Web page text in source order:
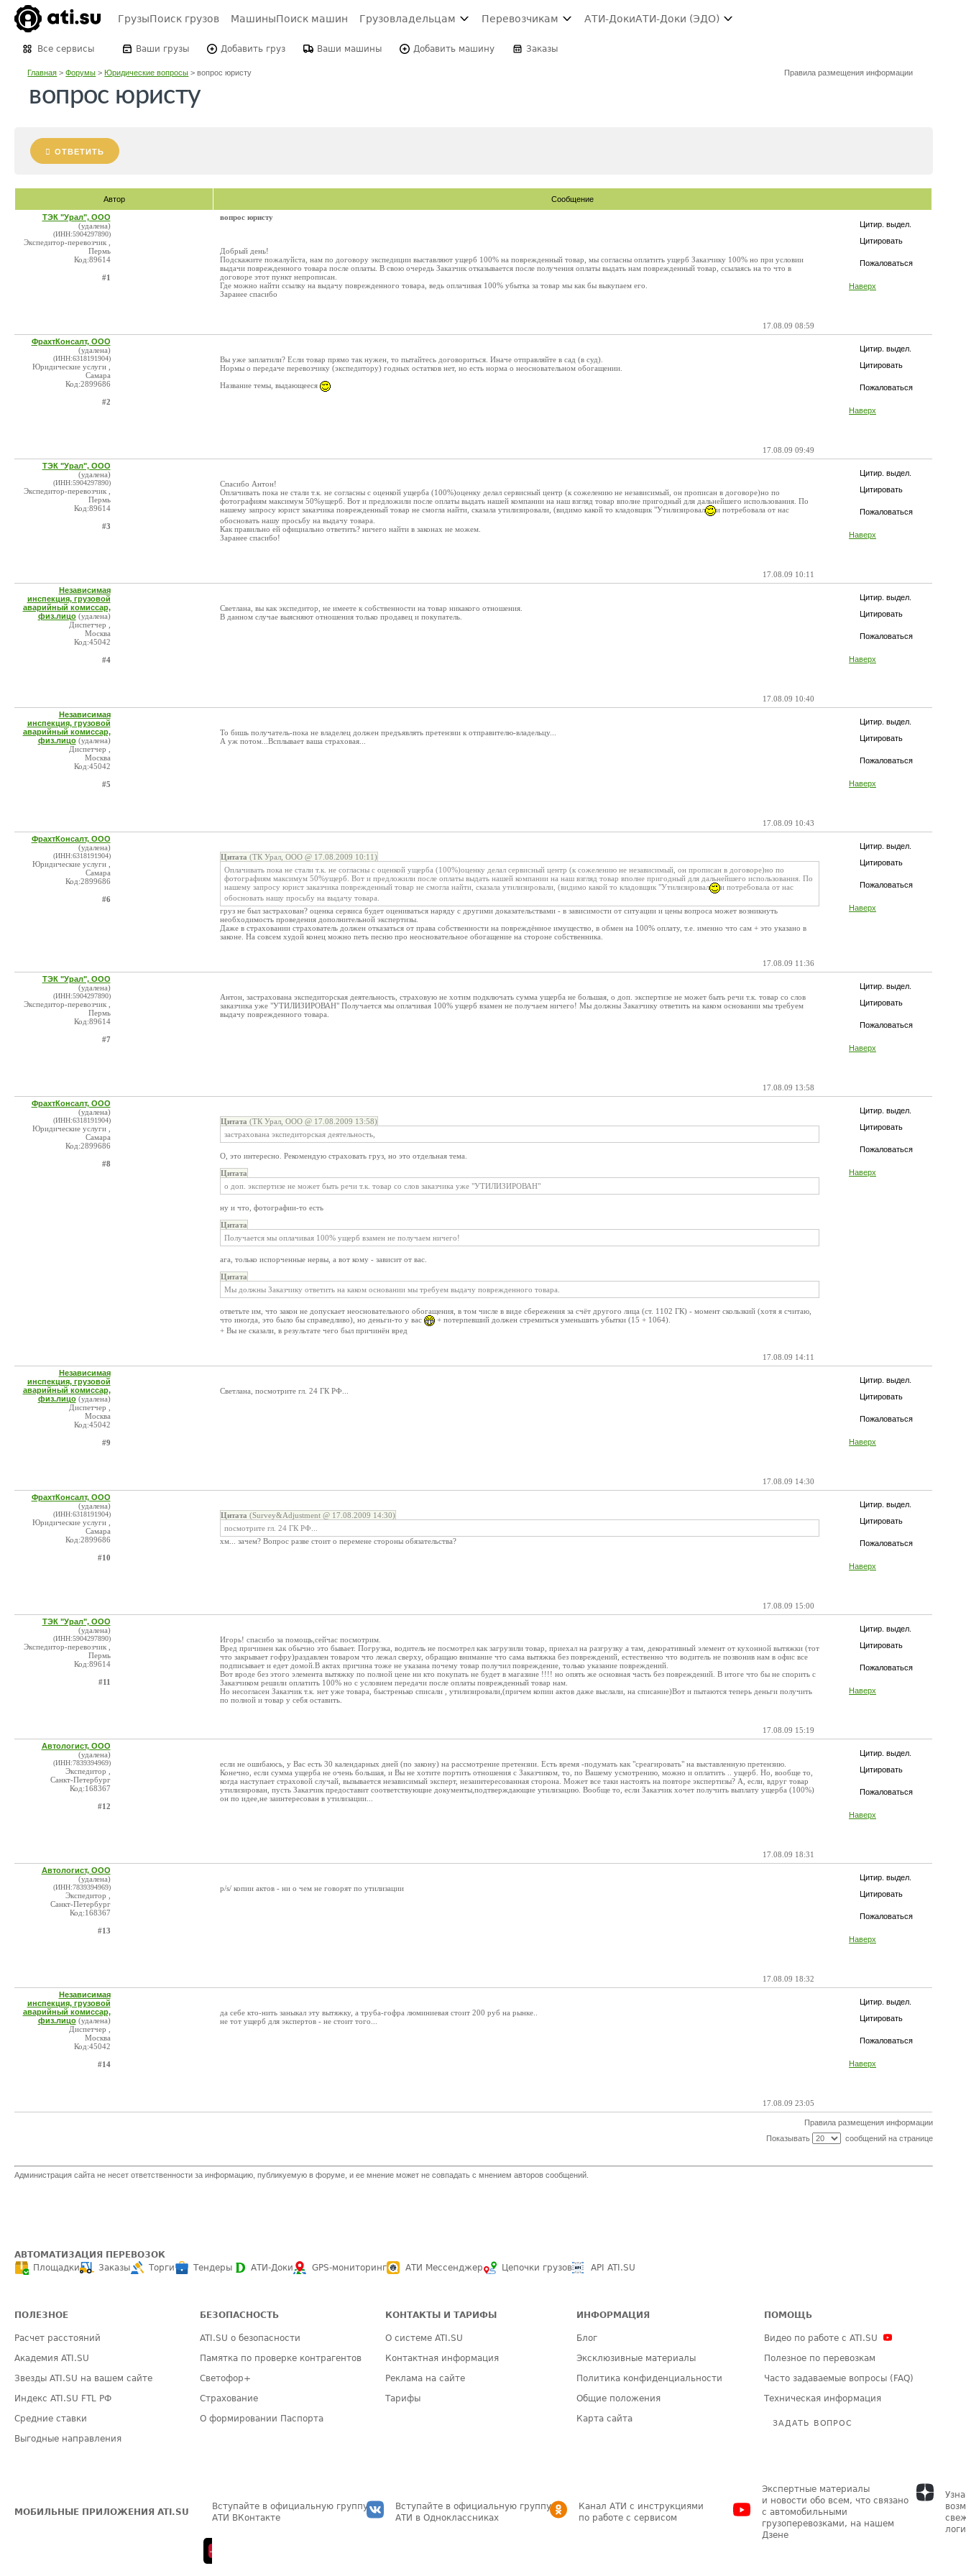
ГрузыПоиск грузов МашиныПоиск машин Грузовладельцам Перевозчикам АТИ-ДокиАТИ-Доки (ЭДО)
Все сервисы Ваши грузы Добавить груз Ваши машины Добавить машину Заказы
Главная >Форумы >Юридические вопросы >вопрос юристу Правила размещения информации
вопрос юристу
ОТВЕТИТЬ
Автор Сообщение
Цитир. выдел.
Цитировать
Пожаловаться
Наверх
ТЭК "Урал", ООО
(удалена)
(ИНН:5904297890)
Экспедитор-перевозчик ,
Пермь
Код:89614
#1
вопрос юристу
Добрый день!
Подскажите пожалуйста, нам по договору экспедиции выставляют ущерб 100% на поврежденный товар, мы согласны оплатить ущерб Заказчику 100% но при условии
выдачи поврежденного товара после оплаты. В свою очередь Заказчик отказывается после получения оплаты выдать нам поврежденный товар, ссылаясь на то что в
договоре этот пункт непрописан.
Где можно найти ссылку на выдачу поврежденного товара, ведь оплачивая 100% убытка за товар мы как бы выкупаем его.
Заранее спасибо
17.08.09 08:59
Цитир. выдел.
Цитировать
Пожаловаться
Наверх
ФрахтКонсалт, ООО
(удалена)
(ИНН:6318191904)
Юридические услуги ,
Самара
Код:2899686
#2
Вы уже заплатили? Если товар прямо так нужен, то пытайтесь договориться. Иначе отправляйте в сад (в суд).
Нормы о передаче перевозчику (экспедитору) годных остатков нет, но есть норма о неосновательном обогащении.
Название темы, выдающееся
17.08.09 09:49
Цитир. выдел.
Цитировать
Пожаловаться
Наверх
ТЭК "Урал", ООО
(удалена)
(ИНН:5904297890)
Экспедитор-перевозчик ,
Пермь
Код:89614
#3
Спасибо Антон!
Оплачивать пока не стали т.к. не согласны с оценкой ущерба (100%)оценку делал сервисный центр (к сожелению не независимый, он прописан в договоре)но по
фотографиям максимум 50%ущерб. Вот и предложили после оплаты выдать нашей компании на наш взгляд товар вполне пригодный для дальнейшего использования. По
нашему запросу юрист заказчика поврежденный товар не смогла найти, сказала утилизировали, (видимо какой то кладовщик "Утилизировал
и потребовала от нас
обосновать нашу просьбу на выдачу товара.
Как правильно ей официально ответить? ничего найти в законах не можем.
Заранее спасибо!
17.08.09 10:11
Цитир. выдел.
Цитировать
Пожаловаться
Наверх
Независимая
инспекция, грузовой
аварийный комиссар,
физ.лицо (удалена)
Диспетчер ,
Москва
Код:45042
#4
Светлана, вы как экспедитор, не имеете к собственности на товар никакого отношения.
В данном случае выясняют отношения только продавец и покупатель.
17.08.09 10:40
Цитир. выдел.
Цитировать
Пожаловаться
Наверх
Независимая
инспекция, грузовой
аварийный комиссар,
физ.лицо (удалена)
Диспетчер ,
Москва
Код:45042
#5
То бишь получатель-пока не владелец должен предъявлять претензии к отправителю-владельцу...
А уж потом...Всплывает ваша страховая...
17.08.09 10:43
Цитир. выдел.
Цитировать
Пожаловаться
Наверх
ФрахтКонсалт, ООО
(удалена)
(ИНН:6318191904)
Юридические услуги ,
Самара
Код:2899686
#6
Цитата (ТК Урал, ООО @ 17.08.2009 10:11)
Оплачивать пока не стали т.к. не согласны с оценкой ущерба (100%)оценку делал сервисный центр (к сожелению не независимый, он прописан в договоре)но по
фотографиям максимум 50%ущерб. Вот и предложили после оплаты выдать нашей компании на наш взгляд товар вполне пригодный для дальнейшего использования. По
нашему запросу юрист заказчика поврежденный товар не смогла найти, сказала утилизировали, (видимо какой то кладовщик "Утилизировал
и потребовала от нас
обосновать нашу просьбу на выдачу товара.
груз не был застрахован? оценка сервиса будет оцениваться наряду с другими доказательствами - в зависимости от ситуации и цены вопроса может возникнуть
необходимость проведения дополнительной экспертизы.
Даже в страховании страхователь должен отказаться от права собственности на повреждённое имущество, в обмен на 100% оплату, т.е. именно что сам + это указано в
законе. На совсем худой конец можно петь песню про неосновательное обогащение на стороне собственника.
17.08.09 11:36
Цитир. выдел.
Цитировать
Пожаловаться
Наверх
ТЭК "Урал", ООО
(удалена)
(ИНН:5904297890)
Экспедитор-перевозчик ,
Пермь
Код:89614
#7
Антон, застрахована экспедиторская деятельность, страховую не хотим подключать сумма ущерба не большая, о доп. экспертизе не может быть речи т.к. товар со слов
заказчика уже "УТИЛИЗИРОВАН" Получается мы оплачивая 100% ущерб взамен не получаем ничего! Мы должны Заказчику ответить на каком основании мы требуем
выдачу поврежденного товара.
17.08.09 13:58
Цитир. выдел.
Цитировать
Пожаловаться
Наверх
ФрахтКонсалт, ООО
(удалена)
(ИНН:6318191904)
Юридические услуги ,
Самара
Код:2899686
#8
Цитата (ТК Урал, ООО @ 17.08.2009 13:58)
застрахована экспедиторская деятельность,
О, это интересно. Рекомендую страховать груз, но это отдельная тема.
Цитата
о доп. экспертизе не может быть речи т.к. товар со слов заказчика уже "УТИЛИЗИРОВАН"
ну и что, фотографии-то есть
Цитата
Получается мы оплачивая 100% ущерб взамен не получаем ничего!
ага, только испорченные нервы, а вот кому - зависит от вас.
Цитата
Мы должны Заказчику ответить на каком основании мы требуем выдачу поврежденного товара.
ответьте им, что закон не допускает неосновательного обогащения, в том числе в виде сбережения за счёт другого лица (ст. 1102 ГК) - момент скользкий (хотя я считаю,
что иногда, это было бы справедливо), но деньги-то у вас
+ потерпевший должен стремиться уменьшить убытки (15 + 1064).
+ Вы не сказали, в результате чего был причинён вред
17.08.09 14:11
Цитир. выдел.
Цитировать
Пожаловаться
Наверх
Независимая
инспекция, грузовой
аварийный комиссар,
физ.лицо (удалена)
Диспетчер ,
Москва
Код:45042
#9
Светлана, посмотрите гл. 24 ГК РФ...
17.08.09 14:30
Цитир. выдел.
Цитировать
Пожаловаться
Наверх
ФрахтКонсалт, ООО
(удалена)
(ИНН:6318191904)
Юридические услуги ,
Самара
Код:2899686
#10
Цитата (Survey&Adjustment @ 17.08.2009 14:30)
посмотрите гл. 24 ГК РФ...
хм... зачем? Вопрос разве стоит о перемене стороны обязательства?
17.08.09 15:00
Цитир. выдел.
Цитировать
Пожаловаться
Наверх
ТЭК "Урал", ООО
(удалена)
(ИНН:5904297890)
Экспедитор-перевозчик ,
Пермь
Код:89614
#11
Игорь! спасибо за помощь,сейчас посмотрим.
Вред причинен как обычно это бывает. Погрузка, водитель не посмотрел как загрузили товар, приехал на разгрузку а там, декоративный элемент от кухонной вытяжки (тот
что закрывает гофру)раздавлен товаром что лежал сверху, обращаю внимание что сама вытяжка без повреждений, естественно что водитель не позвонив нам в офис все
подписывает и едет домой.В актах причина тоже не указана почему товар получил повреждение, только указание повреждений.
Вот вроде без этого элемента вытяжку по полной цене ни кто покупать не будет в магазине !!!! но опять же основная часть без повреждений. В итоге что бы не спорить с
Заказчиком решили оплатить 100% но с условием передачи после оплаты поврежденный товар нам.
Но несогласен Заказчик т.к. нет уже товара, быстренько списали , утилизировали,(причем копии актов даже выслали, на списание)Вот и пытаются теперь деньги получить
по полной и товар у себя оставить.
17.08.09 15:19
Цитир. выдел.
Цитировать
Пожаловаться
Наверх
Автологист, ООО
(удалена)
(ИНН:7839394969)
Экспедитор ,
Санкт-Петербург
Код:168367
#12
если не ошибаюсь, у Вас есть 30 календарных дней (по закону) на рассмотрение претензии. Есть время -подумать как "среагировать" на выставленную претензию.
Конечно, если сумма ущерба не очень большая, и Вы не хотите портить отношения с Заказчиком, то, по Вашему усмотрению, можно и оплатить .. ущерб. Но, вообще то,
когда наступает страховой случай, вызывается независимый эксперт, незаинтересованная сторона. Может все таки настоять на повторе экспертизы? А, если, вдруг товар
утилизирован, пусть Заказчик предоставит соответствующие документы,подтверждающие утилизацию. Вообще то, если Заказчик хочет получить выплату ущерба (100%)
он по идее,не заинтересован в утилизации...
17.08.09 18:31
Цитир. выдел.
Цитировать
Пожаловаться
Наверх
Автологист, ООО
(удалена)
(ИНН:7839394969)
Экспедитор ,
Санкт-Петербург
Код:168367
#13
p/s/ копии актов - ни о чем не говорят по утилизации
17.08.09 18:32
Цитир. выдел.
Цитировать
Пожаловаться
Наверх
Независимая
инспекция, грузовой
аварийный комиссар,
физ.лицо (удалена)
Диспетчер ,
Москва
Код:45042
#14
да себе кто-нить заныкал эту вытяжку, а труба-гофра люминиевая стоит 200 руб на рынке..
не тот ущерб для экспертов - не стоит того...
17.08.09 23:05
Правила размещения информации
Показывать
сообщений на странице
Администрация сайта не несет ответственности за информацию, публикуемую в форуме, и ее мнение может не совпадать с мнением авторов сообщений.
АВТОМАТИЗАЦИЯ ПЕРЕВОЗОК
Площадки
Заказы Торги Тендеры АТИ-Доки GPS-мониторинг АТИ Мессенджер Цепочки грузов API ATI.SU
ПОЛЕЗНОЕ
Расчет расстояний
Академия ATI.SU
Звезды ATI.SU на вашем сайте
Индекс ATI.SU FTL РФ
Средние ставки
Выгодные направления
БЕЗОПАСНОСТЬ
ATI.SU о безопасности
Памятка по проверке контрагентов
Светофор+
Страхование
О формировании Паспорта
КОНТАКТЫ И ТАРИФЫ
О системе ATI.SU
Контактная информация
Реклама на сайте
Тарифы
ИНФОРМАЦИЯ
Блог
Эксклюзивные материалы
Политика конфиденциальности
Общие положения
Карта сайта
ПОМОЩЬ
Видео по работе с ATI.SU
Полезное по перевозкам
Часто задаваемые вопросы (FAQ)
Техническая информация
ЗАДАТЬ ВОПРОС
МОБИЛЬНЫЕ ПРИЛОЖЕНИЯ ATI.SU
Вступайте в официальную группу
АТИ ВКонтакте
Вступайте в официальную группу
АТИ в Одноклассниках
Канал АТИ с инструкциями
по работе с сервисом
Экспертные материалы
и новости обо всем, что связано
с автомобильными
грузоперевозками, на нашем
Дзене